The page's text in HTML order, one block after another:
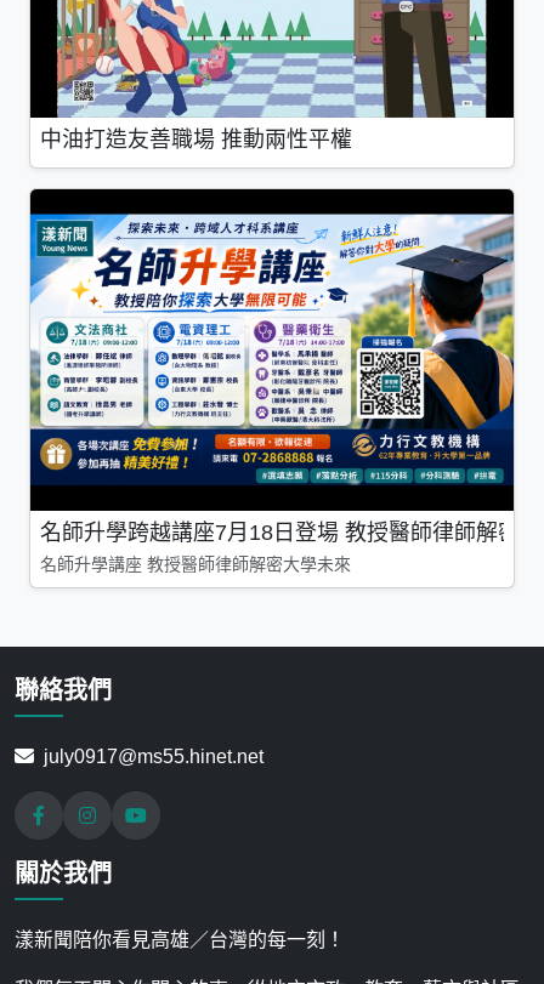
中油打造友善職場 推動兩性平權
名師升學跨越講座7月18日登場 教授醫師律師解密
名師升學講座 教授醫師律師解密大學未來
聯絡我們
july0917@ms55.hinet.net
關於我們
漾新聞陪你看見高雄／台灣的每一刻！